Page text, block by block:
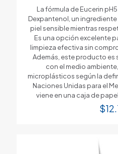
La fórmula de Eucerin
Dexpantenol, un
piel sensible mientras
Es una opción excelente
limpieza efectiva sin
Además, este producto
con el medio
microplásticos según la
Naciones Unidas para el
viene en una caja de
$